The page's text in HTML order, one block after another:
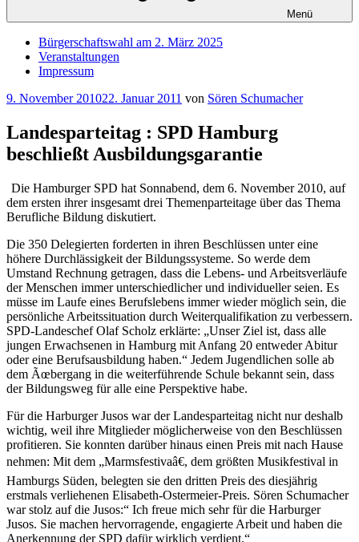
Menü
Bürgerschaftswahl am 2. März 2025
Veranstaltungen
Impressum
Veröffentlicht
9. November 201022. Januar 2011 von Sören Schumacher
Landesparteitag : SPD Hamburg
beschließt Ausbildungsgarantie
Die Hamburger SPD hat Sonnabend, dem 6. November 2010, auf
dem ersten ihrer insgesamt drei Themenparteitage über das Thema
Berufliche Bildung diskutiert.
Die 350 Delegierten forderten in ihren Beschlüssen unter eine
höhere Durchlässigkeit der Bildungssysteme. So werde dem
Umstand Rechnung getragen, dass die Lebens- und Arbeitsverläufe
der Menschen immer unterschiedlicher und individueller seien. Es
müsse im Laufe eines Berufslebens immer wieder möglich sein, die
persönliche Arbeitssituation durch Weiterqualifikation zu verbessern.
SPD-Landeschef Olaf Scholz erklärte: „Unser Ziel ist, dass alle
jungen Erwachsenen in Hamburg mit Anfang 20 entweder Abitur
oder eine Berufsausbildung haben.“ Jedem Jugendlichen solle ab
dem Ãœbergang in die weiterführende Schule bekannt sein, dass
der Bildungsweg für alle eine Perspektive habe.
Für die Harburger Jusos war der Landesparteitag nicht nur deshalb
wichtig, weil ihre Mitglieder möglicherweise von den Beschlüssen
profitieren. Sie konnten darüber hinaus einen Preis mit nach Hause
nehmen: Mit dem „Marmsfestivaâ€, dem größten Musikfestival in
Hamburgs Süden, belegten sie den dritten Preis des diesjährig
erstmals verliehenen Elisabeth-Ostermeier-Preis. Sören Schumacher
war stolz auf die Jusos:“ Ich freue mich sehr für die Harburger
Jusos. Sie machen hervorragende, engagierte Arbeit und haben die
Anerkennung der SPD dafür wirklich verdient.“